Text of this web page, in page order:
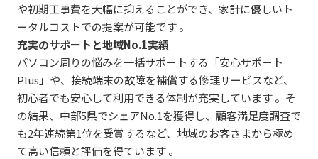
や初期工事費を大幅に抑えることができ、家計に優しいト
ータルコストでの提案が可能です 。
充実のサポートと地域No.1実績
パソコン周りの悩みを一括サポートする「安心サポート
Plus」や、接続端末の故障を補償する修理サービスなど、
初心者でも安心して利用できる体制が充実しています 。そ
の結果、中部5県でシェアNo.1を獲得し、顧客満足度調査で
も2年連続第1位を受賞するなど、地域のお客さまから極め
て高い信頼と評価を得ています 。